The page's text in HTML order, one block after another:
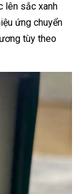
lên sắc xanh
ứng chuyển
tùy theo